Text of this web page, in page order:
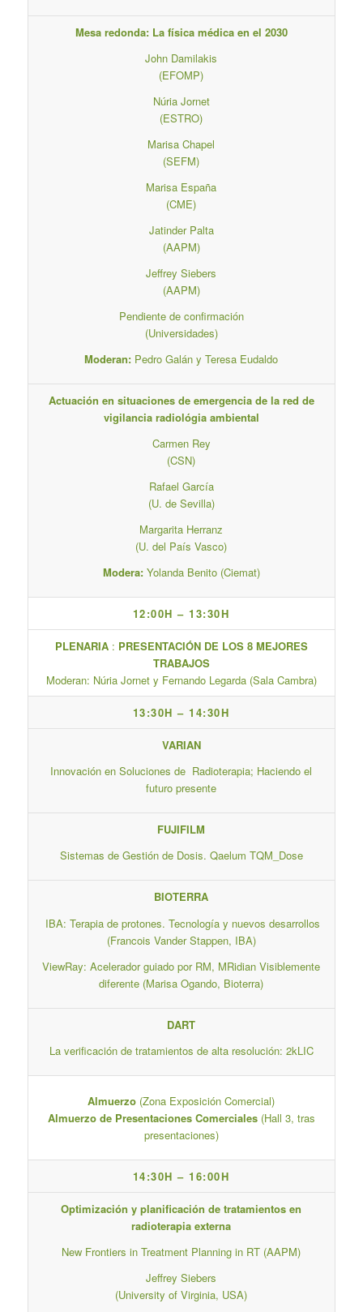
Mesa redonda: La física médica en el 2030
John Damilakis
(EFOMP)
Núria Jornet
(ESTRO)
Marisa Chapel
(SEFM)
Marisa España
(CME)
Jatinder Palta
(AAPM)
Jeffrey Siebers
(AAPM)
Pendiente de confirmación
(Universidades)
Moderan: Pedro Galán y Teresa Eudaldo
Actuación en situaciones de emergencia de la red de
vigilancia radiológia ambiental
Carmen Rey
(CSN)
Rafael García
(U. de Sevilla)
Margarita Herranz
(U. del País Vasco)
Modera:Yolanda Benito (Ciemat)
12:00H – 13:30H
PLENARIA: PRESENTACIÓN DE LOS 8 MEJORES
TRABAJOS
Moderan: Núria Jornet y Fernando Legarda (Sala Cambra)
13:30H – 14:30H
VARIAN
Innovación en Soluciones de Radioterapia; Haciendo el
futuro presente
FUJIFILM
Sistemas de Gestión de Dosis. Qaelum TQM_Dose
BIOTERRA
IBA: Terapia de protones. Tecnología y nuevos desarrollos
(Francois Vander Stappen, IBA)
ViewRay: Acelerador guiado por RM, MRidian Visiblemente
diferente (Marisa Ogando, Bioterra)
DART
La verificación de tratamientos de alta resolución: 2kLIC
Almuerzo (Zona Exposición Comercial)
Almuerzo de Presentaciones Comerciales(Hall 3, tras
presentaciones)
14:30H – 16:00H
Optimización y planificación de tratamientos en
radioterapia externa
New Frontiers in Treatment Planning in RT (AAPM)
Jeffrey Siebers
(University of Virginia, USA)